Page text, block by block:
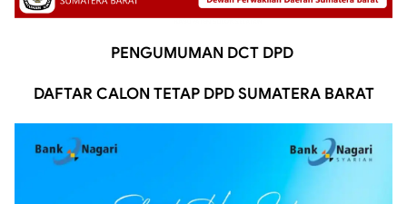
PENGUMUMAN DCT DPD
DAFTAR CALON TETAP DPD SUMATERA BARAT